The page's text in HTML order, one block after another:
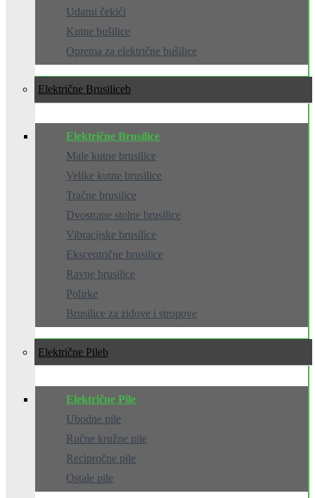
Udarni čekići
Kutne bušilice
Oprema za električne bušilice
Električne Brusilice
Električne Brusilice
Male kutne brusilice
Velike kutne brusilice
Tračne brusilice
Dvostrane stolne brusilice
Vibracijske brusilice
Ekscentrične brusilice
Ravne brusilice
Polirke
Brusilice za zidove i stropove
Električne Pile
Električne Pile
Ubodne pile
Ručne kružne pile
Recipročne pile
Ostale pile